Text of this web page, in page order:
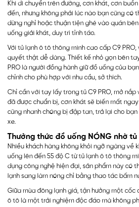
Khi di chuyển trên đường, cơn khát, cơn
đến, nhưng không phải lúc nào bạn cũng có
dừng nghỉ hoặc thuận tiện ghé vào quán
uống giải khát, duy trì tỉnh táo.
Với tủ lạnh ô tô thông minh cao cấp C9
quyết thật dễ dàng. Thiết kế nhỏ gọn bên
PRO là người đồng hành giữ đồ uống của
chỉnh cho phù hợp với nhu cầu, sở thích.
Chỉ cần với tay lấy trong tủ C9 PRO, mở nắp
đã được chuẩn bị, cơn khát sẽ biến mất
cũng nhanh chóng bị đập tan, trả lại cho
xe.
Thưởng thức đồ uống NÓNG nhờ tủ
Nhiều khách hàng không khỏi ngỡ ngàng về
uống lên đến 55 độ C từ tủ lạnh ô tô thông
dụng công nghệ hiện đại, sản phẩm này có
lạnh sang làm nóng chỉ bằng thao tác bấm
Giữa mùa đông lạnh giá, tận hưởng một cốc
ô tô là một trải nghiệm độc đáo mà không